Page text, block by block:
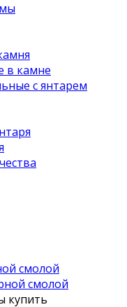
в камне
с янтарем
смолой
смолой
купить